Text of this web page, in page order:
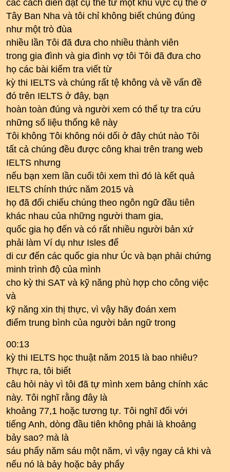
các cách diễn đạt cụ thể từ một khu vực cụ thể ở
Tây Ban Nha và tôi chỉ không biết chúng đúng
như một trò đùa
nhiều lần Tôi đã đưa cho nhiều thành viên
trong gia đình và gia đình vợ tôi Tôi đã đưa cho
họ các bài kiểm tra viết từ
kỳ thi IELTS và chúng rất tệ không và về vấn đề
đó trên IELTS ở đây, bạn
hoàn toàn đúng và người xem có thể tự tra cứu
những số liệu thống kê này
Tôi không Tôi không nói dối ở đây chút nào Tôi
tất cả chúng đều được công khai trên trang web
IELTS nhưng
nếu bạn xem lần cuối tôi xem thì đó là kết quả
IELTS chính thức năm 2015 và
họ đã đối chiếu chúng theo ngôn ngữ đầu tiên
khác nhau của những người tham gia,
quốc gia họ đến và có rất nhiều người bản xứ
phải làm Ví dụ như Isles để
di cư đến các quốc gia như Úc và bạn phải chứng
minh trình độ của mình
cho kỳ thi SAT và kỹ năng phù hợp cho công việc
và
kỹ năng xin thị thực, vì vậy hãy đoán xem
điểm trung bình của người bản ngữ trong
00:13
kỳ thi IELTS học thuật năm 2015 là bao nhiêu?
Thực ra, tôi biết
câu hỏi này vì tôi đã tự mình xem bảng chính xác
này. Tôi nghĩ rằng đây là
khoảng 77,1 hoặc tương tự. Tôi nghĩ đối với
tiếng Anh, dòng đầu tiên không phải là khoảng
bảy sao? mà là
sáu phẩy năm sáu một năm, vì vậy ngay cả khi và
nếu nó là bảy hoặc bảy phẩy